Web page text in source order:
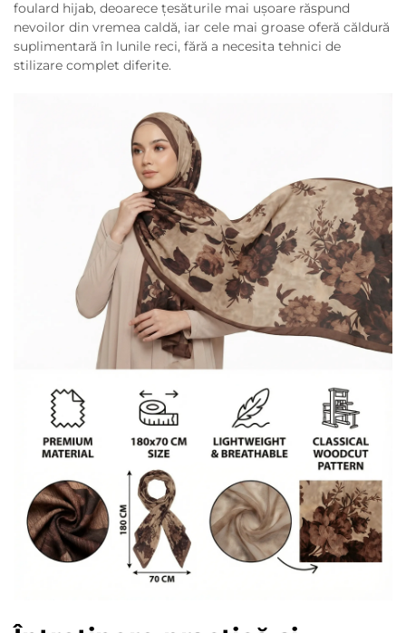
foulard hijab, deoarece țesăturile mai ușoare răspund
nevoilor din vremea caldă, iar cele mai groase oferă căldură
suplimentară în lunile reci, fără a necesita tehnici de
stilizare complet diferite.